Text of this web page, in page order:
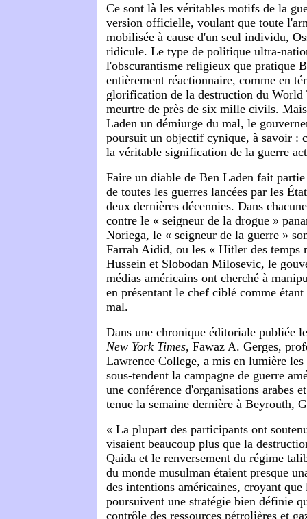
Ce sont là les véritables motifs de la
version officielle, voulant que toute
mobilisée à cause d'un seul individu,
ridicule. Le type de politique ultra-
l'obscurantisme religieux que pratique
entièrement réactionnaire, comme en
glorification de la destruction du World
meurtre de près de six mille civils.
Laden un démiurge du mal, le
poursuit un objectif cynique, à savoir :
la véritable signification de la guerre
Faire un diable de Ben Laden fait
de toutes les guerres lancées par les
deux dernières décennies. Dans
contre le « seigneur de la drogue »
Noriega, le « seigneur de la guerre »
Farrah Aidid, ou les « Hitler des temps
Hussein et Slobodan Milosevic, le
médias américains ont cherché à
en présentant le chef ciblé comme
mal.
Dans une chronique éditoriale publiée
New York Times, Fawaz A. Gerges,
Lawrence College, a mis en lumière
sous-tendent la campagne de guerre
une conférence d'organisations arabes
tenue la semaine dernière à Beyrouth,
« La plupart des participants ont
visaient beaucoup plus que la
Qaida et le renversement du régime
du monde musulman étaient presque
des intentions américaines, croyant que
poursuivent une stratégie bien définie
contrôle des ressources pétrolières et